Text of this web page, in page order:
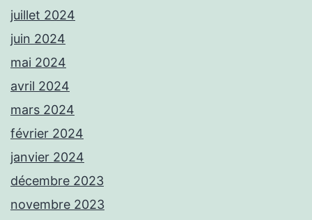
juillet 2024
juin 2024
mai 2024
avril 2024
mars 2024
février 2024
janvier 2024
décembre 2023
novembre 2023